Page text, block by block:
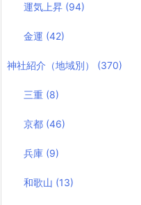
運気上昇 (94)
金運 (42)
神社紹介（地域別） (370)
三重 (8)
京都 (46)
兵庫 (9)
和歌山 (13)